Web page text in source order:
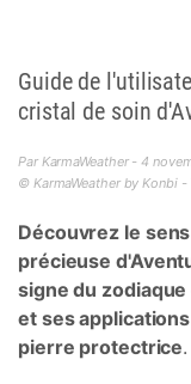
Guide de
cristal de soin
Par KarmaWeather - 4
© KarmaWeather by Konbi
Découvrez le
précieuse
signe du
et ses
pierre protectrice.